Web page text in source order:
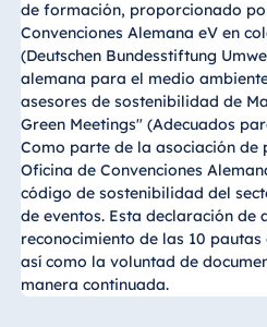
de formación, proporcionado
Convenciones Alemana eV en
(Deutschen Bundesstiftung
alemana para el medio
asesores de sostenibilidad de
Green Meetings" (Adecuados
Como parte de la asociación de
Oficina de Convenciones
código de sostenibilidad del
de eventos. Esta declaración de
reconocimiento de las 10
así como la voluntad de
manera continuada.